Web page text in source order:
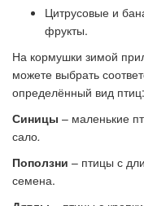
Цитрусовые и
фрукты.
На кормушки зимой
можете выбрать
определённый вид птиц:
Синицы – маленькие
сало.
Поползни – птицы с
семена.